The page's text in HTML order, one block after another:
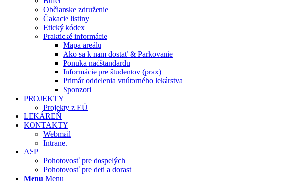
Občianske združenie
Čakacie listiny
Etický kódex
Praktické informácie
Mapa areálu
Ako sa k nám dostať & Parkovanie
Ponuka nadštandardu
Informácie pre študentov (prax)
Primár oddelenia vnútorného lekárstva
Sponzori
PROJEKTY
Projekty z EÚ
LEKÁREŇ
KONTAKTY
Webmail
Intranet
ASP
Pohotovosť pre dospelých
Pohotovosť pre deti a dorast
Menu Menu